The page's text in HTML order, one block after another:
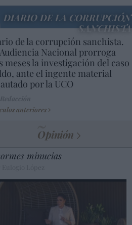
DIARIO DE LA CORRUPCIÓN
SANCHISTA
de la corrupción sanchista.
Nacional prorroga
meses la investigación del caso
ante el ingente material
por la UCO
anteriores
Opinión
minucias